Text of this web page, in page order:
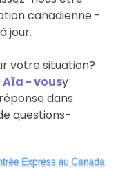
canadienne -
jour.
votre situation?
- vousy
dans
questions-